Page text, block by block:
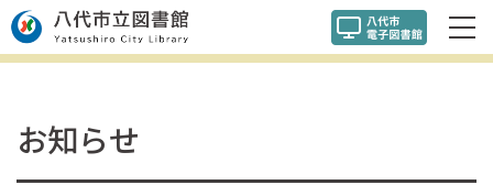
お知らせ